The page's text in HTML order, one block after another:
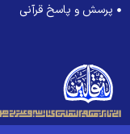
پرسش و پاسخ قرآنی